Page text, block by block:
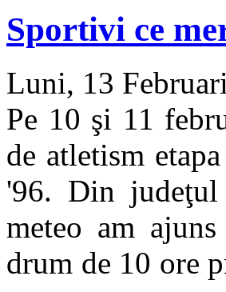
Sportivi ce
Luni, 13
Pe 10 şi 11
de atletism
'96. Din
meteo am
drum de 10 ore